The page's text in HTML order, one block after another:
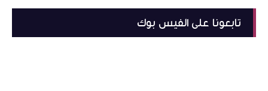
تابعونا على الفيس بوك